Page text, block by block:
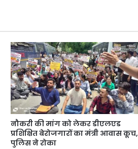
नौकरी की मांग को लेकर डीएलएड
प्रशिक्षित बेरोजगारों का मंत्री आवास कूच,
पुलिस ने रोका